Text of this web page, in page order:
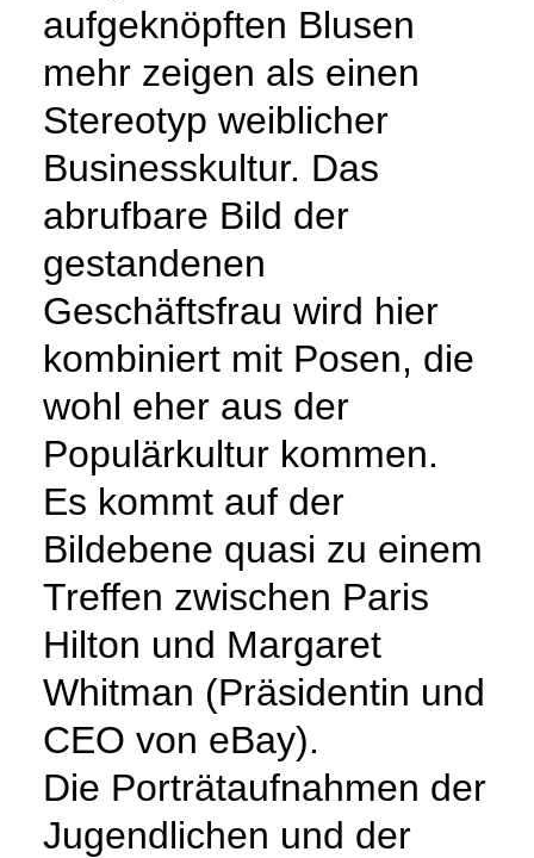
aufgeknöpften Blusen
mehr zeigen als einen
Stereotyp weiblicher
Businesskultur. Das
abrufbare Bild der
gestandenen
Geschäftsfrau wird hier
kombiniert mit Posen, die
wohl eher aus der
Populärkultur kommen.
Es kommt auf der
Bildebene quasi zu einem
Treffen zwischen Paris
Hilton und Margaret
Whitman (Präsidentin und
CEO von eBay).
Die Porträtaufnahmen der
Jugendlichen und der